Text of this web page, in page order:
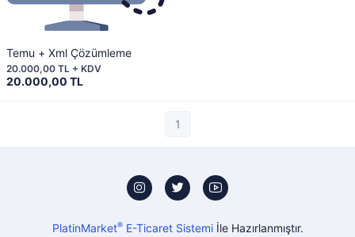
Temu + Xml Çözümleme
20.000,00 TL
20.000,00 TL + KDV
1
PlatinMarket®E-Ticaret Sistemiİle Hazırlanmıştır.